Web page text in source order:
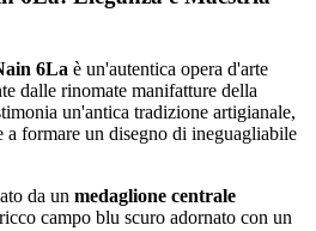
6La è un'autentica opera d'arte
dalle rinomate manifatture della
un'antica tradizione artigianale,
formare un disegno di ineguagliabile
da un medaglione centrale
campo blu scuro adornato con un